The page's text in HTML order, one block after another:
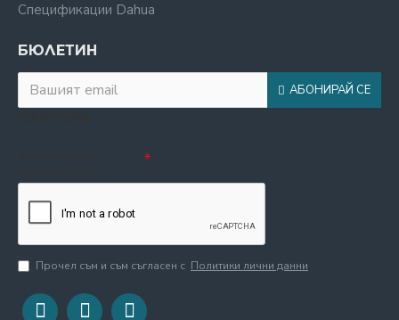
Спецификации Dahua
БЮЛЕТИН
АБОНИРАЙ СЕ
Прочел съм и съм съгласен с Политики лични данни